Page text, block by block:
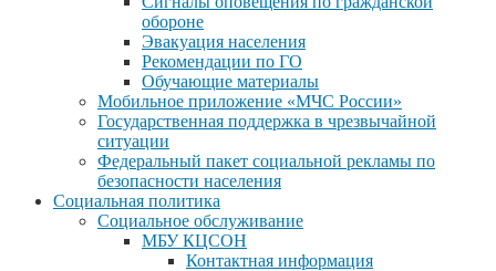
обороне
Эвакуация населения
Рекомендации по ГО
Обучающие материалы
Мобильное приложение «МЧС России»
Государственная поддержка в чрезвычайной
ситуации
Федеральный пакет социальной рекламы по
безопасности населения
Социальная политика
Социальное обслуживание
МБУ КЦСОН
Контактная информация